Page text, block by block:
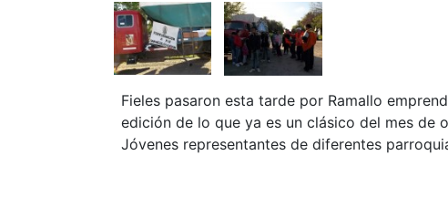
Fieles pasaron esta tarde por Ramallo
edición de lo que ya es un clásico del mes de
Jóvenes representantes de diferentes